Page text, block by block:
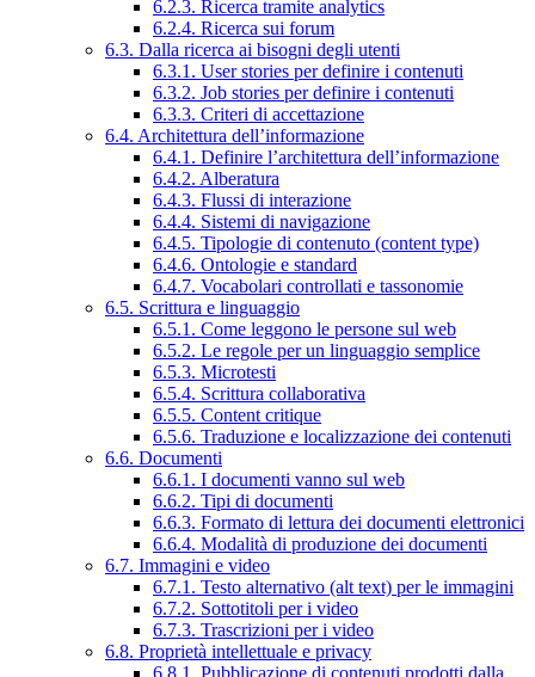
6.2.3. Ricerca tramite analytics
6.2.4. Ricerca sui forum
6.3. Dalla ricerca ai bisogni degli utenti
6.3.1. User stories per definire i contenuti
6.3.2. Job stories per definire i contenuti
6.3.3. Criteri di accettazione
6.4. Architettura dell’informazione
6.4.1. Definire l’architettura dell’informazione
6.4.2. Alberatura
6.4.3. Flussi di interazione
6.4.4. Sistemi di navigazione
6.4.5. Tipologie di contenuto (content type)
6.4.6. Ontologie e standard
6.4.7. Vocabolari controllati e tassonomie
6.5. Scrittura e linguaggio
6.5.1. Come leggono le persone sul web
6.5.2. Le regole per un linguaggio semplice
6.5.3. Microtesti
6.5.4. Scrittura collaborativa
6.5.5. Content critique
6.5.6. Traduzione e localizzazione dei contenuti
6.6. Documenti
6.6.1. I documenti vanno sul web
6.6.2. Tipi di documenti
6.6.3. Formato di lettura dei documenti elettronici
6.6.4. Modalità di produzione dei documenti
6.7. Immagini e video
6.7.1. Testo alternativo (alt text) per le immagini
6.7.2. Sottotitoli per i video
6.7.3. Trascrizioni per i video
6.8. Proprietà intellettuale e privacy
6.8.1. Pubblicazione di contenuti prodotti dalla